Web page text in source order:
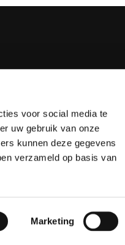
voor social media te
uw gebruik van onze
kunnen deze gegevens
verzameld op basis van
Marketing